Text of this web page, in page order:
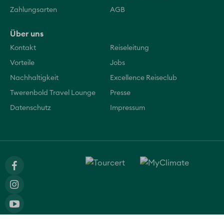
Zahlungsarten AGB
Über uns
Kontakt Reiseleitung
Vorteile Jobs
Nachhaltigkeit Excellence Reiseclub
Twerenbold Travel Lounge Presse
Datenschutz Impressum